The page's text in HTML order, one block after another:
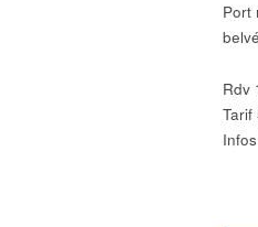
Port
Rdv
Tarif